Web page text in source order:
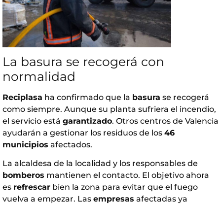
La basura se recogerá con
normalidad
Reciplasa ha confirmado que la basura se recogerá
como siempre. Aunque su planta sufriera el incendio,
el servicio está garantizado. Otros centros de Valencia
ayudarán a gestionar los residuos de los 46
municipios afectados.
La alcaldesa de la localidad y los responsables de
bomberos mantienen el contacto. El objetivo ahora
es refrescar bien la zona para evitar que el fuego
vuelva a empezar. Las empresas afectadas ya